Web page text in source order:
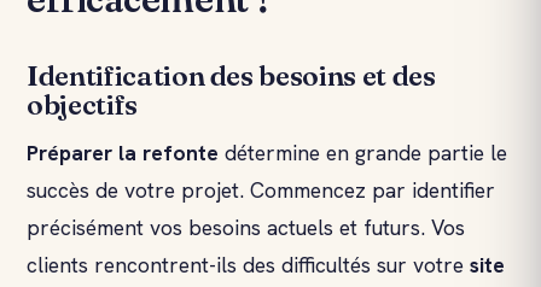
Identification des besoins et des
objectifs
Préparer la refonte détermine en grande partie le
succès de votre projet. Commencez par identifier
précisément vos besoins actuels et futurs. Vos
clients rencontrent-ils des difficultés sur votre site